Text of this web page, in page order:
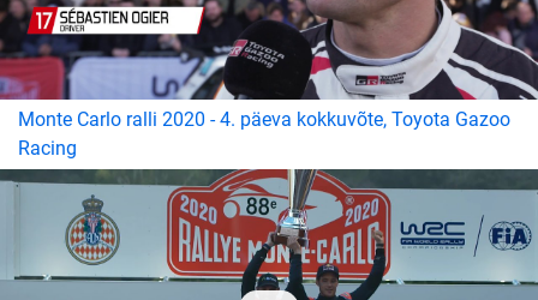
Monte Carlo ralli 2020 - 4. päeva kokkuvõte, Toyota Gazoo
Racing